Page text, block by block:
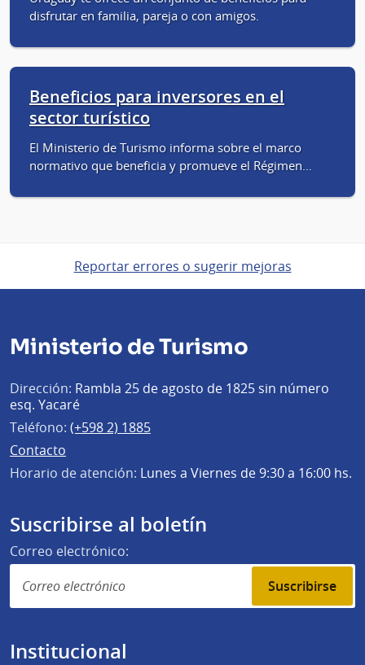
disfrutar en familia, pareja o con amigos.
Beneficios para inversores en el
sector turístico
El Ministerio de Turismo informa sobre el marco
normativo que beneficia y promueve el Régimen…
Reportar errores o sugerir mejoras
Ministerio de Turismo
Dirección: Rambla 25 de agosto de 1825 sin número
esq. Yacaré
Teléfono: (+598 2) 1885
Contacto
Horario de atención: Lunes a Viernes de 9:30 a 16:00 hs.
Suscribirse al boletín
Correo electrónico:
Suscribirse
Institucional